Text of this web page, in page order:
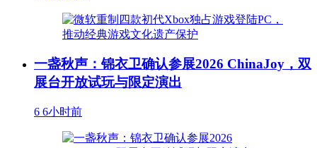
一盏秋声：锦衣卫确认参展2026 ChinaJoy，双
展台开放试玩与限定演出
6 6小时前